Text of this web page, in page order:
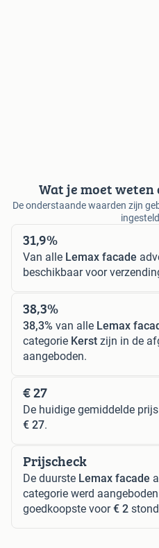
Wat je moet weten
De onderstaande waarden zijn
31,9%
Van alle Lemax facade
beschikbaar voor
38,3%
38,3% van alle Lemax
categorie Kerst zijn in de
aangeboden.
€ 27
De huidige gemiddelde
€ 27.
Prijscheck
De duurste Lemax facade
categorie werd
goedkoopste voor€ 2